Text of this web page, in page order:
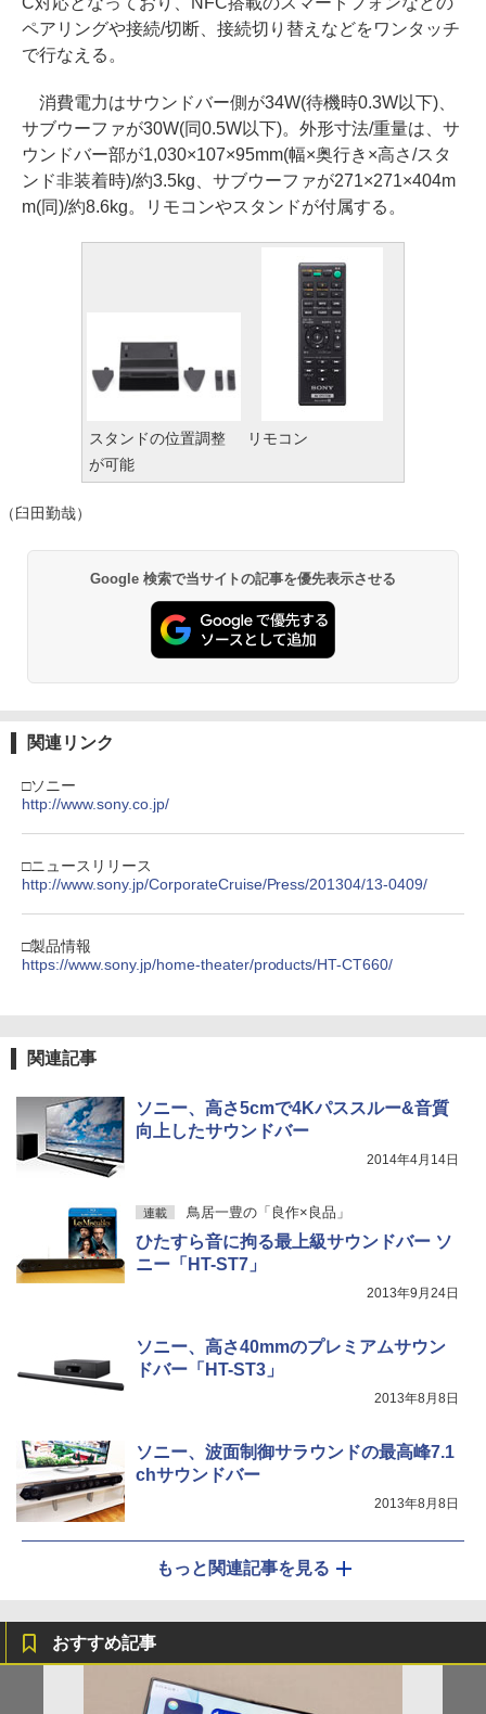
ペアリングや接続/切断、接続切り替えなどをワンタッチ
で行なえる。
消費電力はサウンドバー側が34W(待機時0.3W以下)、
サブウーファが30W(同0.5W以下)。外形寸法/重量は、サ
ウンドバー部が1,030×107×95mm(幅×奥行き×高さ/スタ
ンド非装着時)/約3.5kg、サブウーファが271×271×404m
m(同)/約8.6kg。リモコンやスタンドが付属する。
スタンドの位置調整
が可能
リモコン
（臼田勤哉）
Google 検索で当サイトの記事を優先表示させる
関連リンク
□ソニー
http://www.sony.co.jp/
□ニュースリリース
http://www.sony.jp/CorporateCruise/Press/201304/13-0409/
□製品情報
https://www.sony.jp/home-theater/products/HT-CT660/
関連記事
ソニー、高さ5cmで4Kパススルー&音質
向上したサウンドバー
2014年4月14日
連載 鳥居一豊の「良作×良品」
ひたすら音に拘る最上級サウンドバー ソ
ニー「HT-ST7」
2013年9月24日
ソニー、高さ40mmのプレミアムサウン
ドバー「HT-ST3」
2013年8月8日
ソニー、波面制御サラウンドの最高峰7.1
chサウンドバー
2013年8月8日
もっと関連記事を見る
おすすめ記事